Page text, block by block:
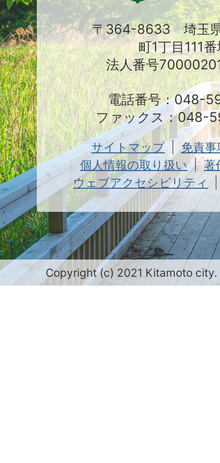
〒364-8633 埼玉
町1丁目111
法人番号
電話番号：048-
ファックス：048-
サイトマップ
免責
個人情報の取り扱い
著
ウェブアクセシビリティ
Copyright (c) 2021 Kitamoto city.